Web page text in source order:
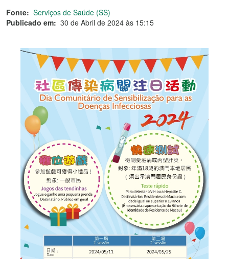
Fonte: Serviços de Saúde (SS)
Publicado em: 30 de Abril de 2024 às 15:15